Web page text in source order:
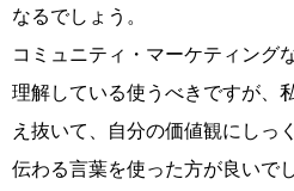
なるでしょう。
コミュニティ・マーケティング
理解している使うべきですが、
え抜いて、自分の価値観にしっ
伝わる言葉を使った方が良いでし